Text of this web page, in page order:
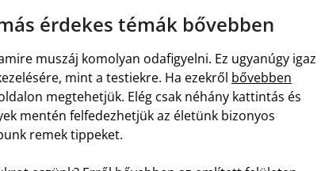
érdekes témák bővebben
muszáj komolyan odafigyelni. Ez ugyanúgy igaz
mint a testiekre. Ha ezekről bővebben
megtehetjük. Elég csak néhány kattintás és
mentén felfedezhetjük az életünk bizonyos
remek tippeket.